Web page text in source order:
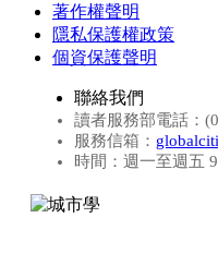
著作權聲明
隱私保護權政策
個資保護聲明
聯絡我們
讀者服務部電話：
服務信箱：
時間：週一至週五